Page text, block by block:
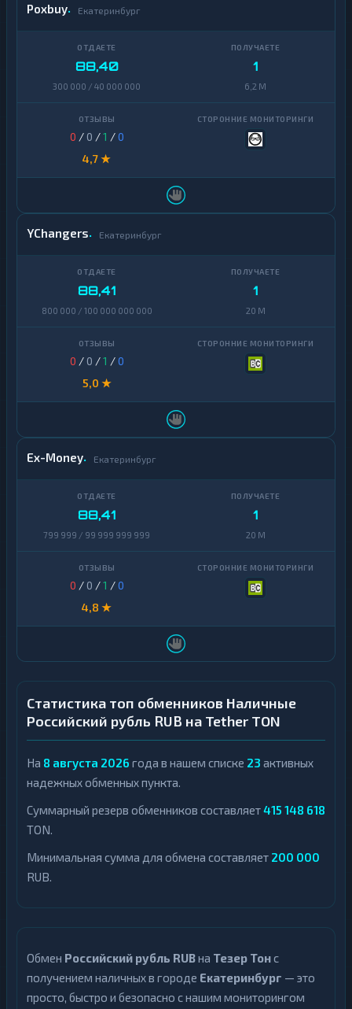
Poxbuy Екатеринбург
88,40
300 000 / 40 000 000
1
6,2 M
0 / 0 /1 /0
4,7 ★
YChangers Екатеринбург
88,41
800 000 / 100 000 000 000
1
20 M
0 / 0 /1 /0
5,0 ★
Ex-Money Екатеринбург
88,41
799 999 / 99 999 999 999
1
20 M
0 / 0 /1 /0
4,8 ★
Статистика топ обменников Наличные
Российский рубль RUB на Tether TON
На 8 августа 2026 года в нашем списке 23 активных
надежных обменных пункта.
Суммарный резерв обменников составляет415 148 618
TON.
Минимальная сумма для обмена составляет 200 000
RUB.
Обмен Российский рубль RUBна Тезер Тонс
получением наличных в городе Екатеринбург — это
просто, быстро и безопасно с нашим мониторингом